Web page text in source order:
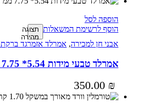
הוספה לסל
הוסף לרשימת המשאלות תצוגה
מהירה
אבני חן למכירה, אמרלד אזמרגד ברקת Emerald
אמרלד טבעי מידות 5.54* 7.75 ממ
350.00 ₪